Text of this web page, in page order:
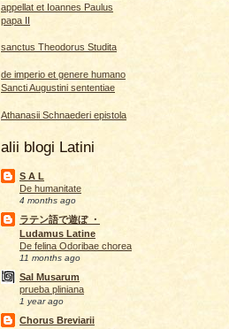
appellat et Ioannes Paulus
papa II
sanctus Theodorus Studita
de imperio et genere humano
Sancti Augustini sententiae
Athanasii Schnaederi epistola
alii blogi Latini
S A L
De humanitate
4 months ago
ラテン語で遊ぼ ・
Ludamus Latine
De felina Odoribae chorea
11 months ago
Sal Musarum
prueba pliniana
1 year ago
Chorus Breviarii